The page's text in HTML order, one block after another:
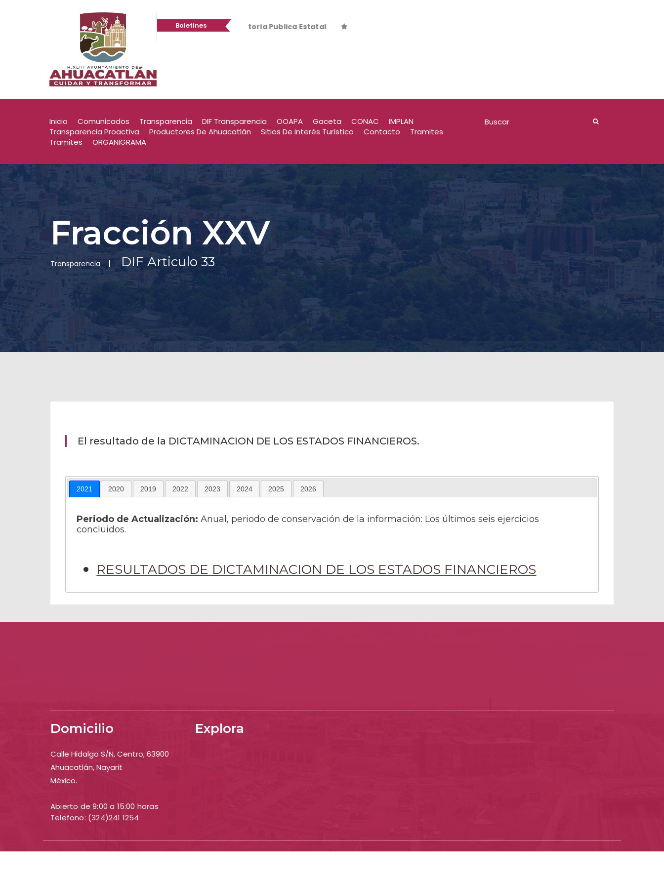
BoletinesConvocatoria Publica Estatal
Inicio Comunicados Transparencia DIF Transparencia OOAPA Gaceta CONAC
IMPLAN
Transparencia Proactiva
Productores De Ahuacatlán Sitios De Interés Turístico Contacto
Tramites
Tramites
ORGANIGRAMA
Fracción XXV
Transparencia DIF Articulo 33
El resultado de la DICTAMINACION DE LOS ESTADOS FINANCIEROS.
2021 2020 2019 2022 2023 2024 2025 2026
Periodo de Actualización:Anual, periodo de conservación de la información: Los últimos seis ejercicios
concluidos.
RESULTADOS DE DICTAMINACION DE LOS ESTADOS FINANCIEROS
Domicilio
Calle Hidalgo S/N, Centro, 63900
Ahuacatlán, Nayarit
México.
Abierto de 9:00 a 15:00 horas
Telefono: (324)241 1254
Explora